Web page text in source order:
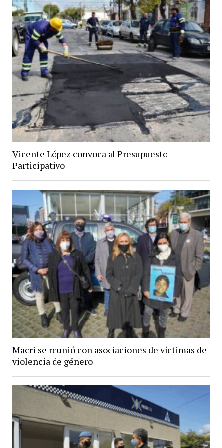
Vicente López convoca al Presupuesto
Participativo
Macri se reunió con asociaciones de víctimas de
violencia de género